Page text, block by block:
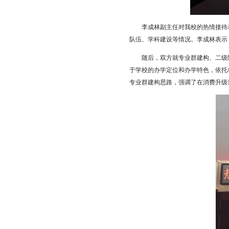
李成林副主任对我校的热情接
队伍、学科建设等情况。李成林表
随后，双方就专业群建构、二
于学校的办学定位和办学特色，依
专业群建构思路，强调了在消费升